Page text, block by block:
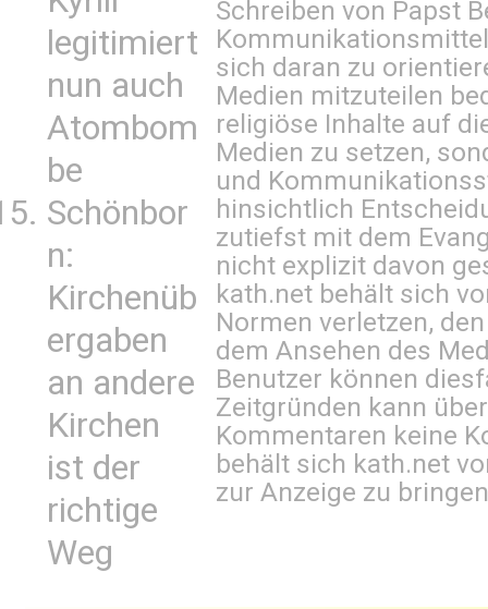
legitimiert
nun auch
Atombom
be
Schönbor
n:
Kirchenüb
ergaben
an andere
Kirchen
ist der
richtige
Weg
Schreiben von Papst
sich daran zu
Medien mitzuteilen
religiöse Inhalte auf
Medien zu setzen,
und
hinsichtlich
zutiefst mit dem
nicht explizit davon
kath.net behält sich
Normen verletzen,
dem Ansehen des
Benutzer können
Zeitgründen kann
Kommentaren keine
behält sich kath.net
zur Anzeige zu